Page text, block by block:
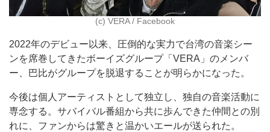
(c) VERA / Facebook
2022年のデビュー以来、圧倒的な実力で台湾の音楽シー
ンを席巻してきたボーイズグループ「VERA」のメンバ
ー、巴比がグループを脱退することが明らかになった。
今後は個人アーティストとして独立し、独自の音楽活動に
専念する。サバイバル番組から共に歩んできた仲間との別
れに、ファンからは驚きと温かいエールが送られた。